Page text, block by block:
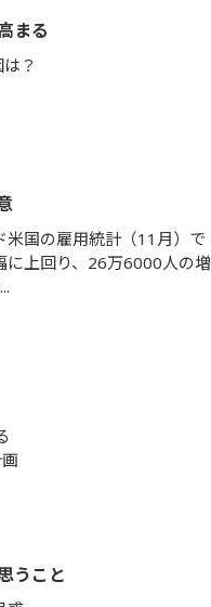
まる
？
米国の雇用統計（11月）で
に上回り、26万6000人の増
うこと